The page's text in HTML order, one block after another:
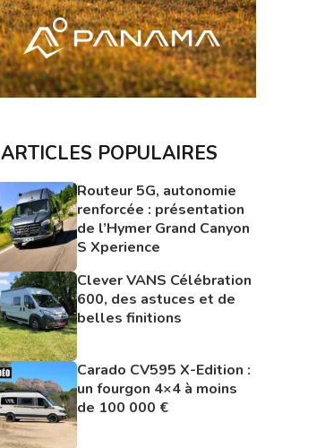
ARTICLES POPULAIRES
Routeur 5G, autonomie
renforcée : présentation
de l’Hymer Grand Canyon
S Xperience
Clever VANS Célébration
600, des astuces et de
belles finitions
Carado CV595 X-Edition :
un fourgon 4×4 à moins
de 100 000 €